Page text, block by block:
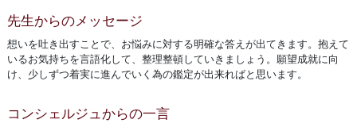
先生からのメッセージ
想いを吐き出すことで、お悩みに対する明確な答えが出てきます。抱えて
いるお気持ちを言語化して、整理整頓していきましょう。願望成就に向
け、少しずつ着実に進んでいく為の鑑定が出来ればと思います。
コンシェルジュからの一言